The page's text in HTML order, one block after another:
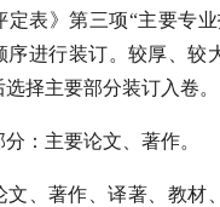
定表》第三项“主要专
序进行装订。较厚、较
选择主要部分装订入卷。
：主要论文、著作。
文、著作、译著、教材